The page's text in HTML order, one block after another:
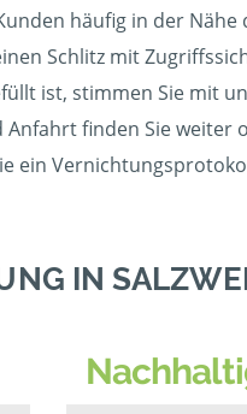
häufig in der Nähe
Schlitz mit
ist, stimmen Sie mit
finden Sie weiter
ein
IN